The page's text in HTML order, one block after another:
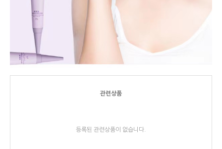
관련상품
등록된 관련상품이 없습니다.